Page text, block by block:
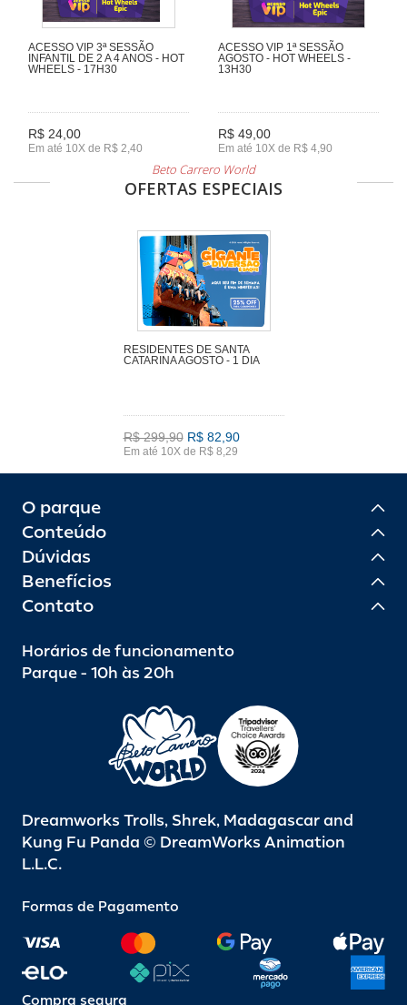
ACESSO VIP 3ª SESSÃO
INFANTIL DE 2 A 4 ANOS - HOT
WHEELS - 17H30
R$ 24,00
Em até 10X de R$ 2,40
ACESSO VIP 1ª SESSÃO
AGOSTO - HOT WHEELS -
13H30
R$ 49,00
Em até 10X de R$ 4,90
Beto Carrero World
OFERTAS ESPECIAIS
RESIDENTES DE SANTA
CATARINA AGOSTO - 1 DIA
R$ 299,90 R$ 82,90
Em até 10X de R$ 8,29
O parque
Conteúdo
Dúvidas
Benefícios
Contato
Horários de funcionamento
Parque - 10h às 20h
Dreamworks Trolls, Shrek, Madagascar and
Kung Fu Panda © DreamWorks Animation
L.L.C.
Formas de Pagamento
Compra segura